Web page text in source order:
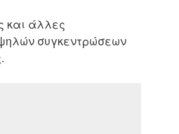
και άλλες
συγκεντρώσεων